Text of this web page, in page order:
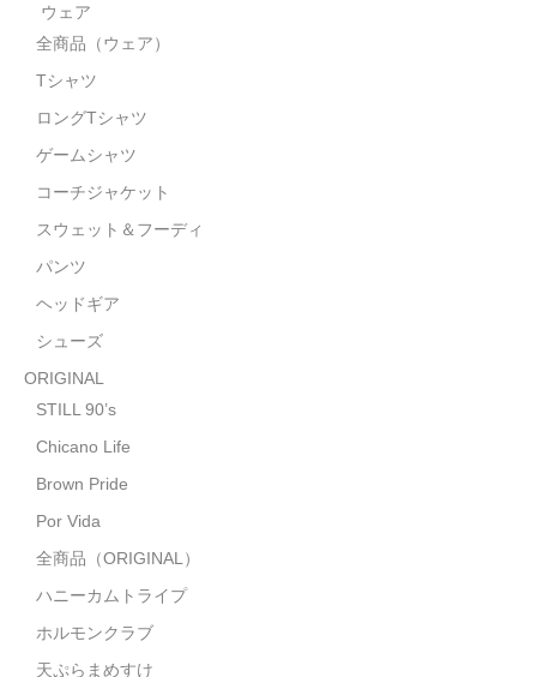
Brown Pride
全商品（ORIGINAL）
ハニーカムトライプ
天ぷらまめすけ
C D / D V D
全商品（CD/DVD）
DJ SANTANA
Japanese Rap
MotiveRecords
ウェア
全商品（ウェア）
Tシャツ
ロングTシャツ
ゲームシャツ
コーチジャケット
スウェット＆フーディ
パンツ
ヘッドギア
シューズ
ORIGINAL
STILL 90’s
Chicano Life
Brown Pride
Por Vida
全商品（ORIGINAL）
ハニーカムトライプ
ホルモンクラブ
天ぷらまめすけ